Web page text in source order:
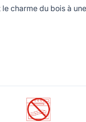
charme du bois à